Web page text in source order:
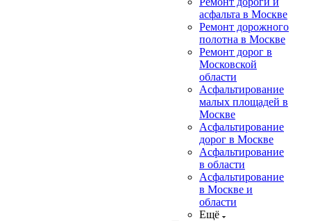
асфальта в Москве
Ремонт дорожного
полотна в Москве
Ремонт дорог в
Московской
области
Асфальтирование
малых площадей в
Москве
Асфальтирование
дорог в Москве
Асфальтирование
в области
Асфальтирование
в Москве и
области
Ещё